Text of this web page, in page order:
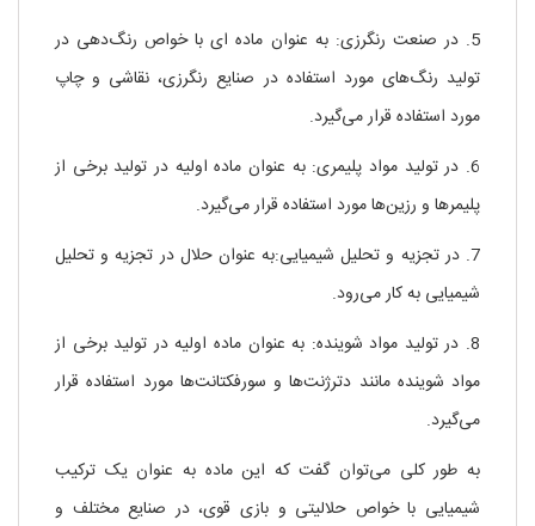
5. در صنعت رنگرزی: به عنوان ماده ای با خواص رنگ‌دهی در
تولید رنگ‌های مورد استفاده در صنایع رنگرزی، نقاشی و چاپ
مورد استفاده قرار می‌گیرد.
6. در تولید مواد پلیمری: به عنوان ماده اولیه در تولید برخی از
پلیمرها و رزین‌ها مورد استفاده قرار می‌گیرد.
7. در تجزیه و تحلیل شیمیایی:به عنوان حلال در تجزیه و تحلیل
شیمیایی به کار می‌رود.
8. در تولید مواد شوینده: به عنوان ماده اولیه در تولید برخی از
مواد شوینده مانند دترژنت‌ها و سورفکتانت‌ها مورد استفاده قرار
می‌گیرد.
به طور کلی می‌توان گفت که این ماده به عنوان یک ترکیب
شیمیایی با خواص حلالیتی و بازی قوی، در صنایع مختلف و